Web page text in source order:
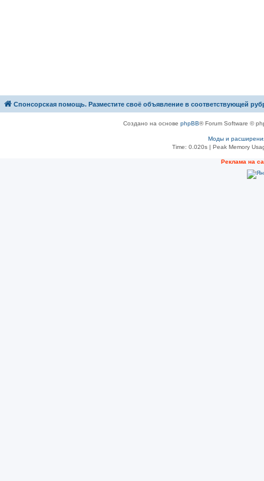
Спонсорская помощь. Разместите своё объявление в соответствующей
Создано на основе phpBB® Forum Software ©
Моды и
Time: 0.020s| Peak Memory
Рeклама на